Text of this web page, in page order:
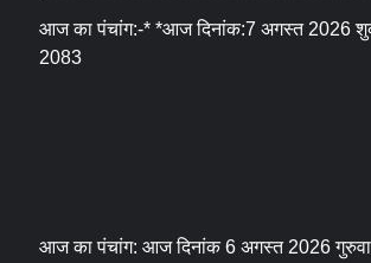
आज का पंचांग:-* *आज दिनांक:7 अगस्त 2026
2083